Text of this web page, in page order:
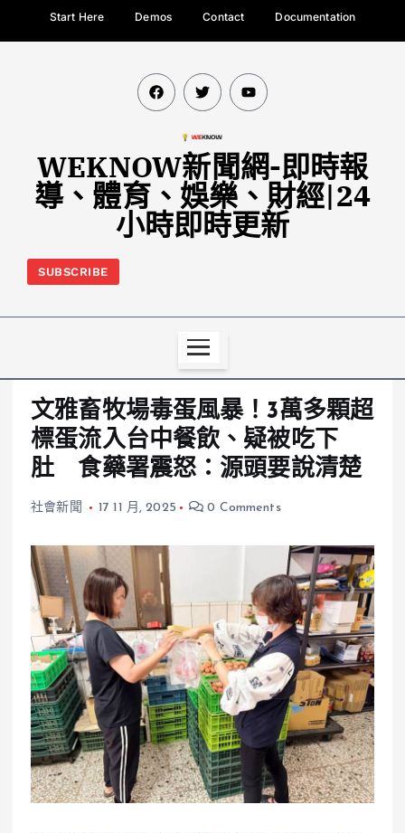
Start Here Demos Contact Documentation
WEKNOW新聞網-即時報
導、體育、娛樂、財經|24
小時即時更新
SUBSCRIBE
文雅畜牧場毒蛋風暴！3萬多顆超
標蛋流入台中餐飲、疑被吃下
肚 食藥署震怒：源頭要說清楚
社會新聞 17 11 月, 2025 0 Comments